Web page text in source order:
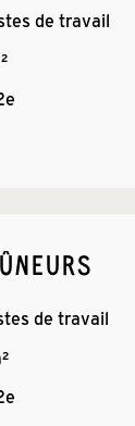
de travail
de travail